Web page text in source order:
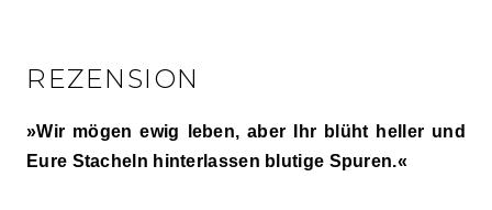
REZENSION
»Wir mögen ewig leben, aber Ihr blüht heller und
Eure Stacheln hinterlassen blutige Spuren.«